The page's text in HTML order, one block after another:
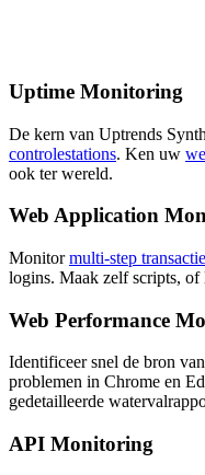
Uptime Monitoring
De kern van Uptrends
controlestations. Ken uw
ook ter wereld.
Web Application
Monitormulti-step
logins. Maak zelf scripts, of
Web Performance
Identificeer snel de bron van
problemen in Chrome en
gedetailleerde
API Monitoring